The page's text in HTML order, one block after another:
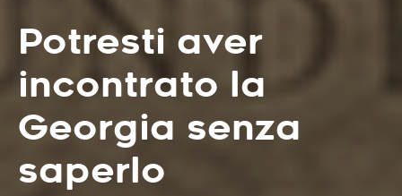
Potresti aver
incontrato la
Georgia senza
saperlo